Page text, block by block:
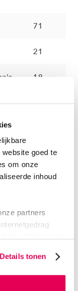
goed te
om onze
inhoud
partners
Ook
Details tonen
71
21
18
49
€